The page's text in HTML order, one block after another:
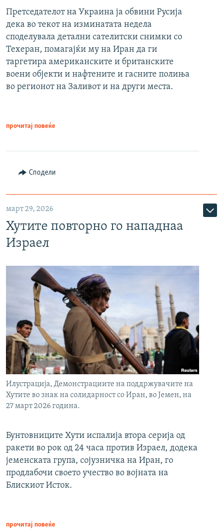
Претседателот на Украина ја обвини Русија
дека во текот на изминатата недела
споделувала детални сателитски снимки со
Техеран, помагајќи му на Иран да ги
таргетира американските и британските
воени објекти и нафтените и гасните полиња
во регионот на Заливот и на други места.
прочитај повеќе
Сподели
март 29, 2026
Хутите повторно го нападнаа
Израел
Илустрација, Демонстрациите на поддржувачите на
Хутите во знак на солидарност со Иран, во Јемен, на
27 март 2026 година.
Бунтовниците Хути испалија втора серија од
ракети во рок од 24 часа против Израел, додека
јеменската група, сојузничка на Иран, го
продлабочи своето учество во војната на
Блискиот Исток.
прочитај повеќе